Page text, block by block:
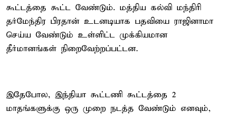
கூட்டத்தை கூட்ட வேண்டும். மத்திய கல்வி மந்திரி
தர்மேந்திர பிரதான் உடனடியாக பதவியை ராஜினாமா
செய்ய வேண்டும் உள்ளிட்ட முக்கியமான
தீர்மானங்கள் நிறைவேற்றப்பட்டன.
இதேபோல, இந்தியா கூட்டணி கூட்டத்தை 2
மாதங்களுக்கு ஒரு முறை நடத்த வேண்டும் எனவும்,